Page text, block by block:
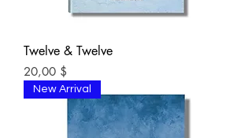
Twelve & Twelve
Цена
20,00 $
New Arrival